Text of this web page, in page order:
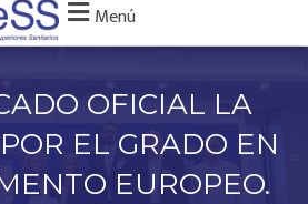
Menú
OFICIAL LA
EL GRADO EN
EUROPEO.